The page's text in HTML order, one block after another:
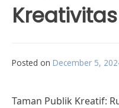
Kreativitas
Posted on December 5,
Taman Publik Kreatif: